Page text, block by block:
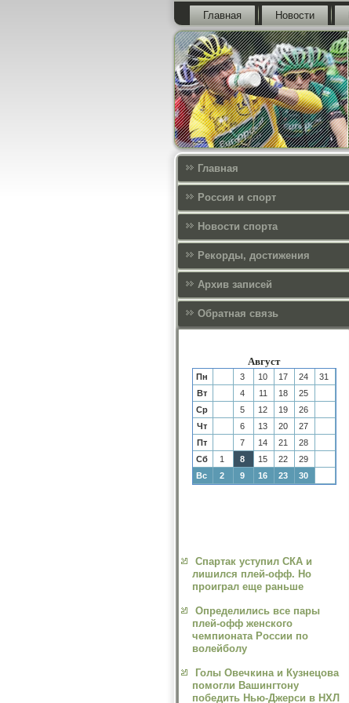
Главная Новости
Главная
Россия и спорт
Новости спорта
Рекорды, достижения
Архив записей
Обратная связь
Август
Пн 3 10 17 24
31
Вт
4 11 18
25
Ср
5 12 19
26
Чт
6 13 20
27
Пт
7 14 21
28
Сб
1 8 15 22
29
Вс
2 9 16 23 30
Спартак уступил СКА и
лишился плей-офф. Но
проиграл еще раньше
Определились все пары
плей-офф женского
чемпионата России по
волейболу
Голы Овечкина и Кузнецова
помогли Вашингтону
победить Нью-Джерси в НХЛ